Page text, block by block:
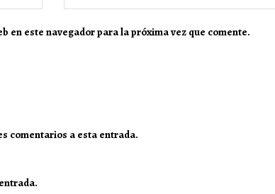
en este navegador para la próxima vez que comente.
comentarios a esta entrada.